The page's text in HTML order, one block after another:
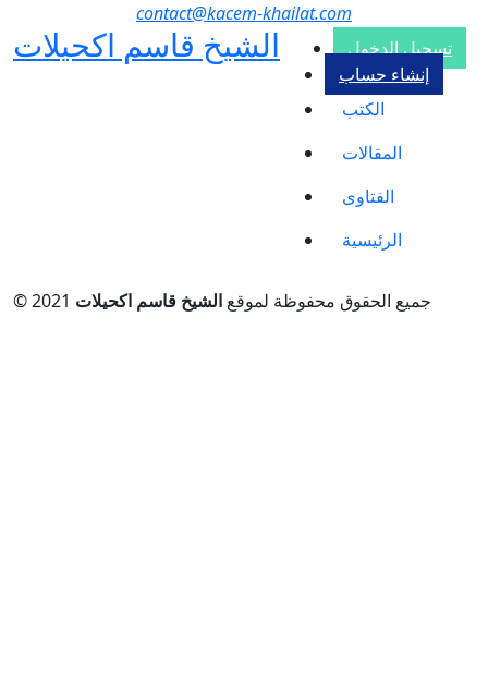
contact@kacem-khailat.com
الشيخ قاسم اكحيلات
تسجيل الدخول
إنشاء حساب
الكتب
المقالات
الفتاوى
الرئيسية
© 2021 جميع الحقوق محفوظة لموقع الشيخ قاسم اكحيلات